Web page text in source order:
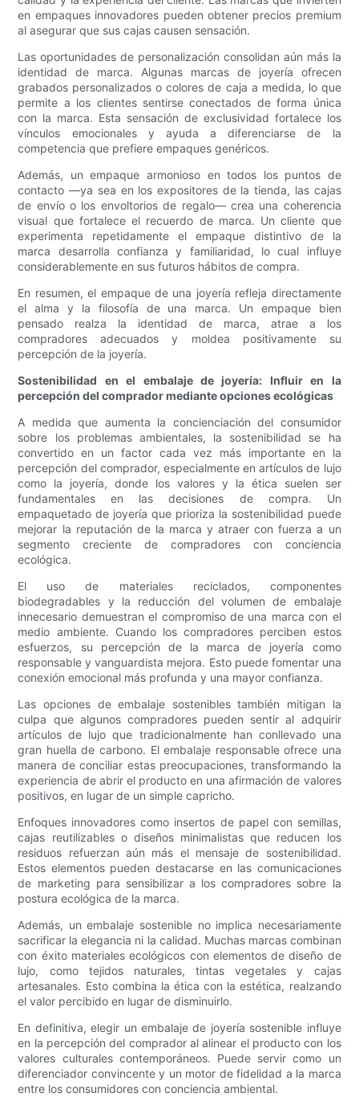
en empaques innovadores pueden obtener precios premium
al asegurar que sus cajas causen sensación.
Las oportunidades de personalización consolidan aún más la
identidad de marca. Algunas marcas de joyería ofrecen
grabados personalizados o colores de caja a medida, lo que
permite a los clientes sentirse conectados de forma única
con la marca. Esta sensación de exclusividad fortalece los
vínculos emocionales y ayuda a diferenciarse de la
competencia que prefiere empaques genéricos.
Además, un empaque armonioso en todos los puntos de
contacto —ya sea en los expositores de la tienda, las cajas
de envío o los envoltorios de regalo— crea una coherencia
visual que fortalece el recuerdo de marca. Un cliente que
experimenta repetidamente el empaque distintivo de la
marca desarrolla confianza y familiaridad, lo cual influye
considerablemente en sus futuros hábitos de compra.
En resumen, el empaque de una joyería refleja directamente
el alma y la filosofía de una marca. Un empaque bien
pensado realza la identidad de marca, atrae a los
compradores adecuados y moldea positivamente su
percepción de la joyería.
Sostenibilidad en el embalaje de joyería: Influir en la
percepción del comprador mediante opciones ecológicas
A medida que aumenta la concienciación del consumidor
sobre los problemas ambientales, la sostenibilidad se ha
convertido en un factor cada vez más importante en la
percepción del comprador, especialmente en artículos de lujo
como la joyería, donde los valores y la ética suelen ser
fundamentales en las decisiones de compra. Un
empaquetado de joyería que prioriza la sostenibilidad puede
mejorar la reputación de la marca y atraer con fuerza a un
segmento creciente de compradores con conciencia
ecológica.
El uso de materiales reciclados, componentes
biodegradables y la reducción del volumen de embalaje
innecesario demuestran el compromiso de una marca con el
medio ambiente. Cuando los compradores perciben estos
esfuerzos, su percepción de la marca de joyería como
responsable y vanguardista mejora. Esto puede fomentar una
conexión emocional más profunda y una mayor confianza.
Las opciones de embalaje sostenibles también mitigan la
culpa que algunos compradores pueden sentir al adquirir
artículos de lujo que tradicionalmente han conllevado una
gran huella de carbono. El embalaje responsable ofrece una
manera de conciliar estas preocupaciones, transformando la
experiencia de abrir el producto en una afirmación de valores
positivos, en lugar de un simple capricho.
Enfoques innovadores como insertos de papel con semillas,
cajas reutilizables o diseños minimalistas que reducen los
residuos refuerzan aún más el mensaje de sostenibilidad.
Estos elementos pueden destacarse en las comunicaciones
de marketing para sensibilizar a los compradores sobre la
postura ecológica de la marca.
Además, un embalaje sostenible no implica necesariamente
sacrificar la elegancia ni la calidad. Muchas marcas combinan
con éxito materiales ecológicos con elementos de diseño de
lujo, como tejidos naturales, tintas vegetales y cajas
artesanales. Esto combina la ética con la estética, realzando
el valor percibido en lugar de disminuirlo.
En definitiva, elegir un embalaje de joyería sostenible influye
en la percepción del comprador al alinear el producto con los
valores culturales contemporáneos. Puede servir como un
diferenciador convincente y un motor de fidelidad a la marca
entre los consumidores con conciencia ambiental.